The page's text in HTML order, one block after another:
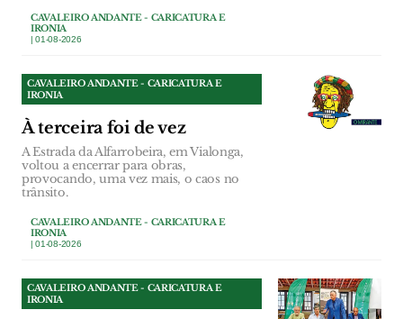
CAVALEIRO ANDANTE - CARICATURA E
IRONIA
| 01-08-2026
CAVALEIRO ANDANTE - CARICATURA E
IRONIA
À terceira foi de vez
A Estrada da Alfarrobeira, em Vialonga,
voltou a encerrar para obras,
provocando, uma vez mais, o caos no
trânsito.
CAVALEIRO ANDANTE - CARICATURA E
IRONIA
| 01-08-2026
CAVALEIRO ANDANTE - CARICATURA E
IRONIA